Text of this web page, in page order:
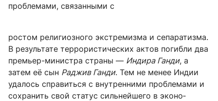
проблемами, связанными с
ростом религиозного экстремизма и сепаратизма.
В результате террористических актов погибли два
премьер-министра страны — Индира Ганди, а
затем её сын Раджив Ганди. Тем не менее Индии
удалось спра­виться с внутренними проблемами и
со­хранить свой статус сильнейшего в эконо­